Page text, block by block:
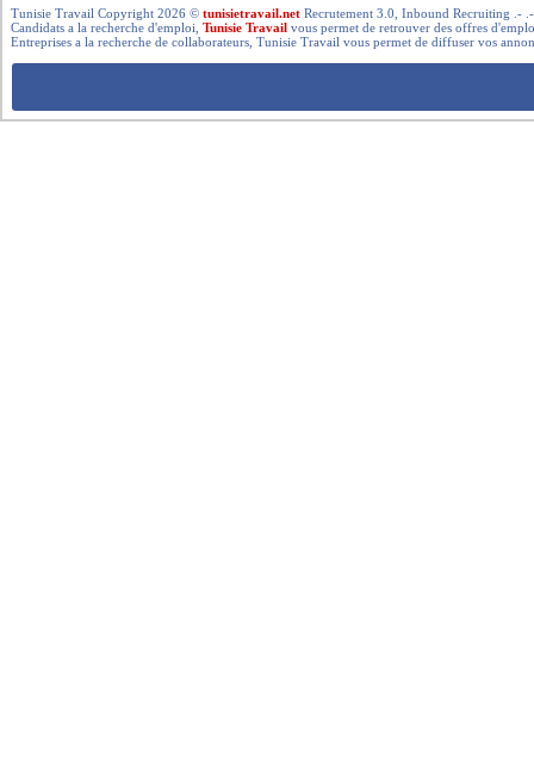
Tunisie Travail Copyright 2026 ©tunisietravail.net Recrutement 3.0, Inbound Recruiting .-
Candidats a la recherche d'emploi,Tunisie Travail vous permet de retrouver des offres
Entreprises a la recherche de collaborateurs, Tunisie Travail vous permet de diffuser vos